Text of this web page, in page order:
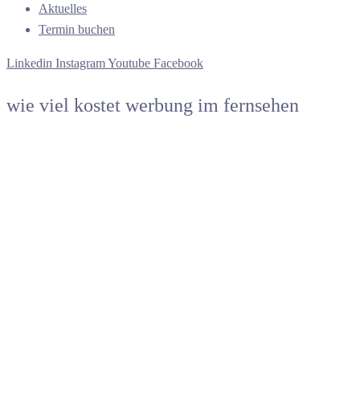
Aktuelles
Termin buchen
Linkedin InstagramYoutube Facebook
wie viel kostet werbung im fernsehen